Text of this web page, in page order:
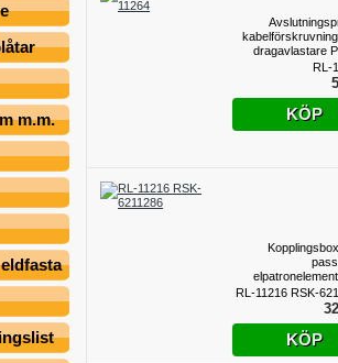
m.m.
dragavlastare
22,5mm,
RL-
KÖP
R32/40 gänga,
RL-11216 RSK-
KÖP